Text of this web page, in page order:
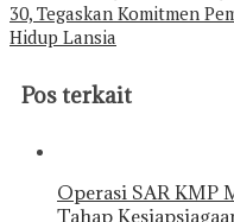
30, Tegaskan Komitmen
Hidup Lansia
Pos terkait
Operasi SAR KMP
Tahap